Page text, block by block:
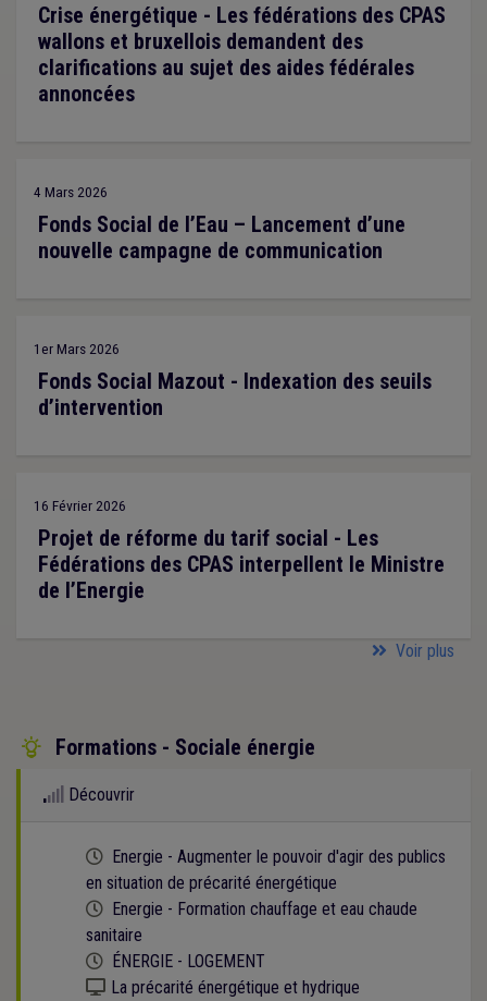
Crise énergétique - Les fédérations des CPAS
wallons et bruxellois demandent des
clarifications au sujet des aides fédérales
annoncées
4 Mars 2026
Fonds Social de l’Eau – Lancement d’une
nouvelle campagne de communication
1er Mars 2026
Fonds Social Mazout - Indexation des seuils
d’intervention
16 Février 2026
Projet de réforme du tarif social - Les
Fédérations des CPAS interpellent le Ministre
de l’Energie
Voir plus
 Formations - Sociale énergie
Découvrir
Cette formation est programmée
Energie - Augmenter le pouvoir d'agir des publics
en situation de précarité énergétique
Cette formation est programmée
Energie - Formation chauffage et eau chaude
sanitaire
Cette formation est programmée
ÉNERGIE - LOGEMENT
Kit numérique gratuit
La précarité énergétique et hydrique